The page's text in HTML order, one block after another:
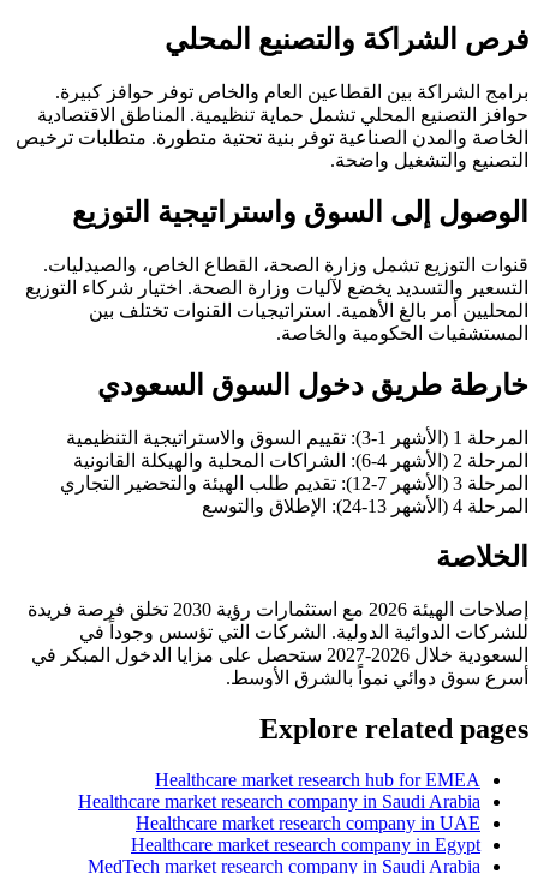
فرص الشراكة والتصنيع المحلي
برامج الشراكة بين القطاعين العام والخاص توفر حوافز كبيرة.
حوافز التصنيع المحلي تشمل حماية تنظيمية. المناطق الاقتصادية
الخاصة والمدن الصناعية توفر بنية تحتية متطورة. متطلبات ترخيص
التصنيع والتشغيل واضحة.
الوصول إلى السوق واستراتيجية التوزيع
قنوات التوزيع تشمل وزارة الصحة، القطاع الخاص، والصيدليات.
التسعير والتسديد يخضع لآليات وزارة الصحة. اختيار شركاء التوزيع
المحليين أمر بالغ الأهمية. استراتيجيات القنوات تختلف بين
المستشفيات الحكومية والخاصة.
خارطة طريق دخول السوق السعودي
المرحلة 1 (الأشهر 1-3): تقييم السوق والاستراتيجية التنظيمية
المرحلة 2 (الأشهر 4-6): الشراكات المحلية والهيكلة القانونية
المرحلة 3 (الأشهر 7-12): تقديم طلب الهيئة والتحضير التجاري
المرحلة 4 (الأشهر 13-24): الإطلاق والتوسع
الخلاصة
إصلاحات الهيئة 2026 مع استثمارات رؤية 2030 تخلق فرصة فريدة
للشركات الدوائية الدولية. الشركات التي تؤسس وجوداً في
السعودية خلال 2026-2027 ستحصل على مزايا الدخول المبكر في
أسرع سوق دوائي نمواً بالشرق الأوسط.
Explore related pages
Healthcare market research hub for EMEA
Healthcare market research company in Saudi Arabia
Healthcare market research company in UAE
Healthcare market research company in Egypt
MedTech market research company in Saudi Arabia